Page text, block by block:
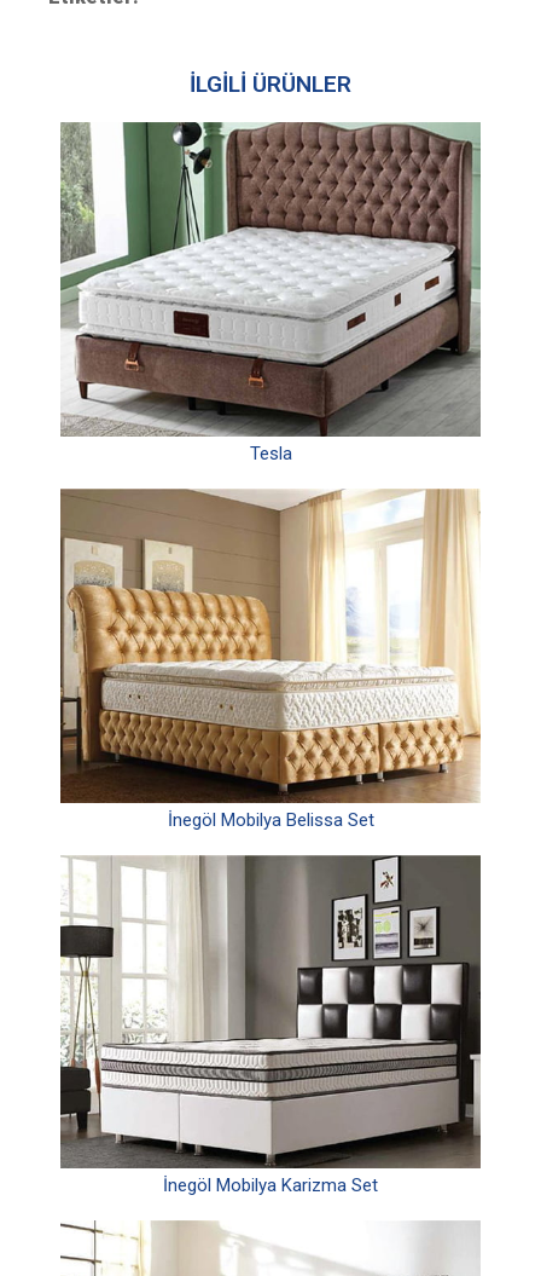
İLGİLİ ÜRÜNLER
Tesla
İnegöl Mobilya Belissa Set
İnegöl Mobilya Karizma Set